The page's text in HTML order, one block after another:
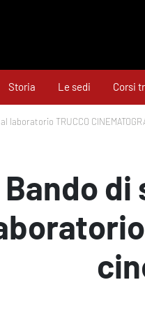
Storia Le sedi Corsi
laboratorio TRUCCO
Bando di